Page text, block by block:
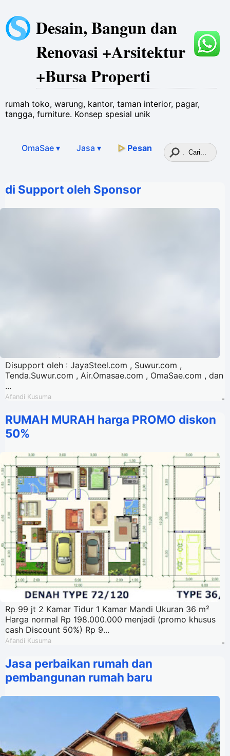
Desain, Bangun dan
Renovasi +Arsitektur
+Bursa Properti
rumah toko, warung, kantor, taman interior, pagar,
tangga, furniture. Konsep spesial unik
OmaSae ▾ Jasa ▾ ▷ Pesan
di Support oleh Sponsor
Disupport oleh : JayaSteel.com , Suwur.com ,
Tenda.Suwur.com , Air.Omasae.com , OmaSae.com , dan
...
Afandi Kusuma -
RUMAH MURAH harga PROMO diskon
50%
Rp 99 jt 2 Kamar Tidur 1 Kamar Mandi Ukuran 36 m²
Harga normal Rp 198.000.000 menjadi (promo khusus
cash Discount 50%) Rp 9...
Afandi Kusuma -
Jasa perbaikan rumah dan
pembangunan rumah baru